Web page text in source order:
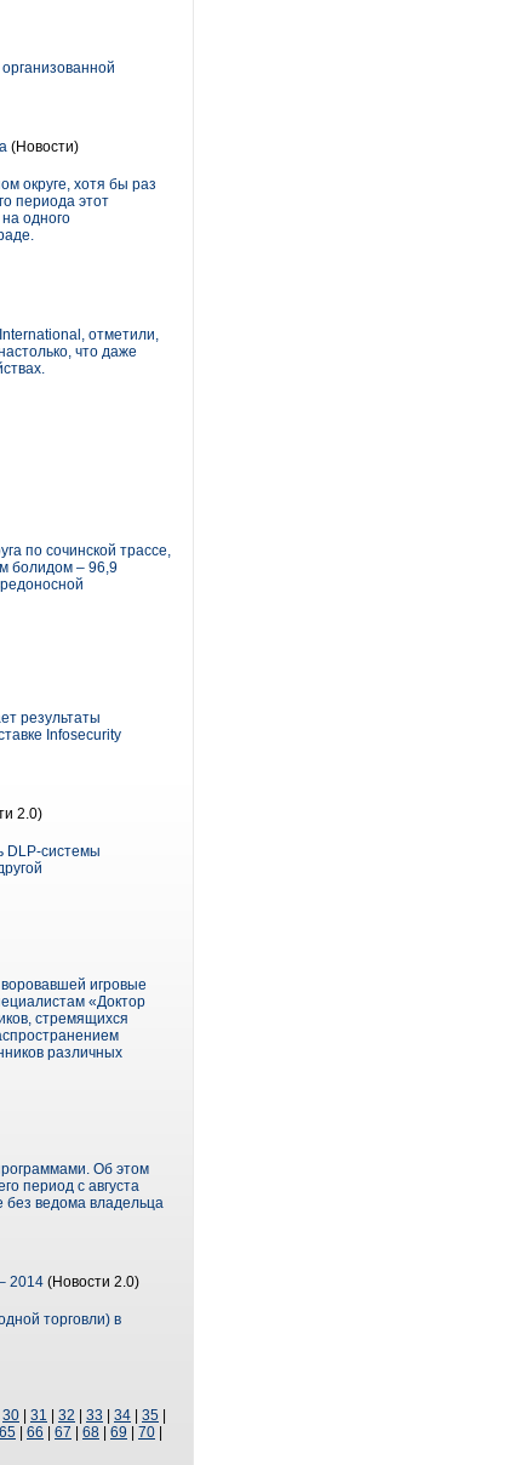
(Новости)
округе, хотя бы раз
периода этот
одного
отметили,
что даже
по сочинской трассе,
болидом – 96,9
результаты
Infosecurity
2.0)
DLP-системы
игровые
«Доктор
стремящихся
различных
Об этом
период с августа
ведома владельца
2014 (Новости 2.0)
торговли) в
30 31 32 33 34 35
65 66 67 68 69 70